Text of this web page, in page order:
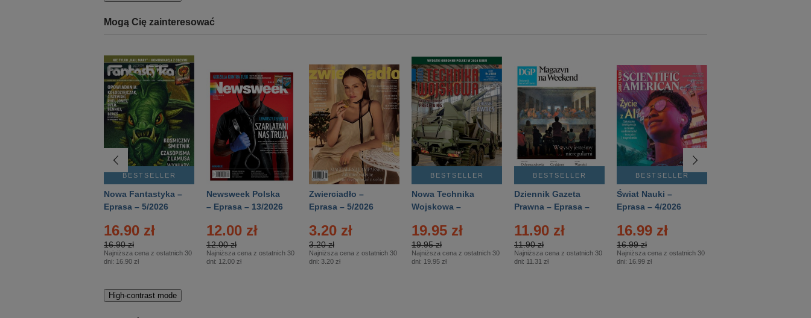
Mogą Cię zainteresować
BESTSELLER
Nowa Fantastyka –
Eprasa – 5/2026
16.90 zł
16.90 zł
Najniższa cena z ostatnich 30
dni: 16.90 zł
Newsweek Polska
– Eprasa – 13/2026
12.00 zł
12.00 zł
Najniższa cena z ostatnich 30
dni: 12.00 zł
Zwierciadło –
Eprasa – 5/2026
3.20 zł
3.20 zł
Najniższa cena z ostatnich 30
dni: 3.20 zł
BESTSELLER
Nowa Technika
Wojskowa –
19.95 zł
19.95 zł
Najniższa cena z ostatnich 30
dni: 19.95 zł
BESTSELLER
Dziennik Gazeta
Prawna – Eprasa –
11.90 zł
11.90 zł
Najniższa cena z ostatnich 30
dni: 11.31 zł
BESTSELLER
Świat Nauki –
Eprasa – 4/2026
16.99 zł
16.99 zł
Najniższa cena z ostatnich 30
dni: 16.99 zł
High-contrast mode